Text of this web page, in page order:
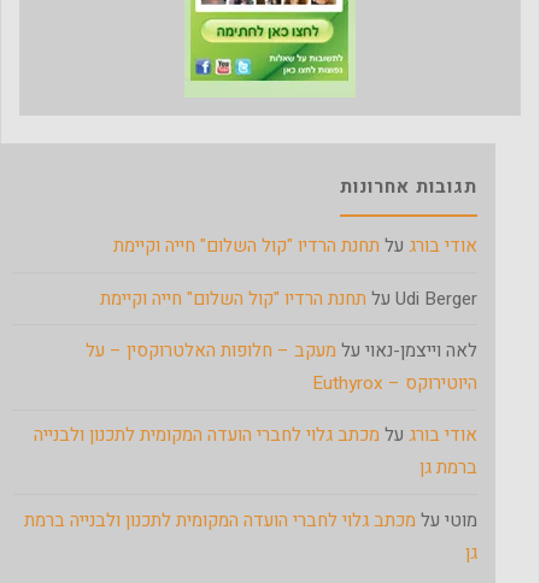
תגובות אחרונות
אודי בורג על תחנת הרדיו "קול השלום" חייה וקיימת
Udi Berger על תחנת הרדיו "קול השלום" חייה וקיימת
לאה וייצמן-נאוי על מעקב – חלופות האלטרוקסין – על
היוטירוקס – Euthyrox
אודי בורג על מכתב גלוי לחברי הועדה המקומית לתכנון ולבנייה
ברמת גן
מוטי על מכתב גלוי לחברי הועדה המקומית לתכנון ולבנייה ברמת
גן